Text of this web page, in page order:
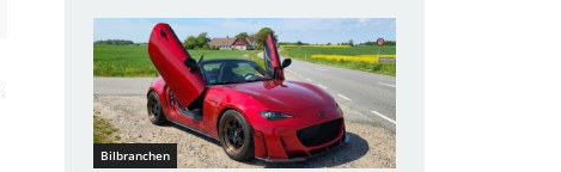
Bilbranchen